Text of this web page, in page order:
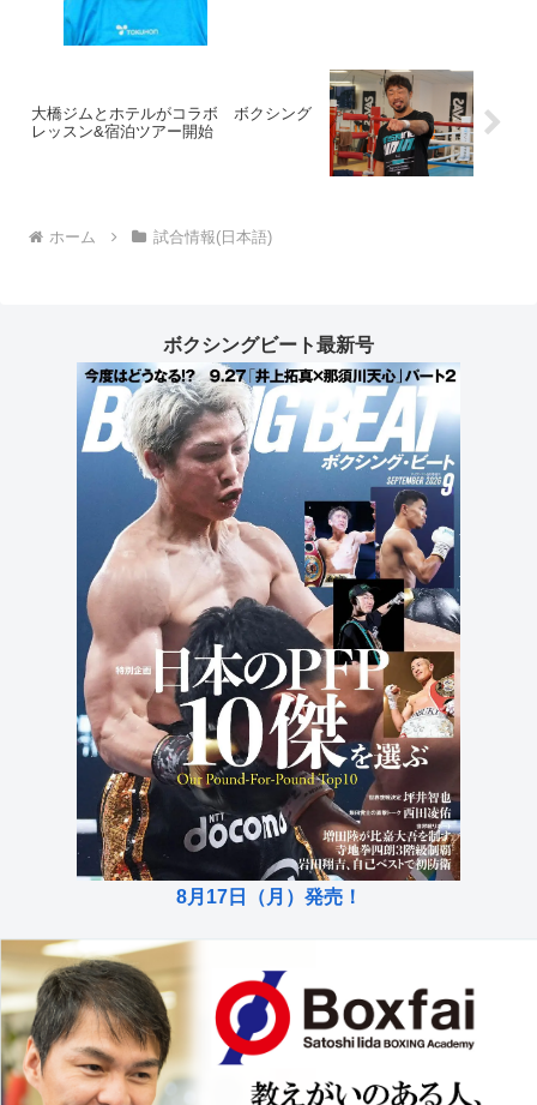
大橋ジムとホテルがコラボ ボクシング
レッスン&宿泊ツアー開始
ホーム 試合情報(日本語)
ボクシングビート最新号
8月17日（月）発売！